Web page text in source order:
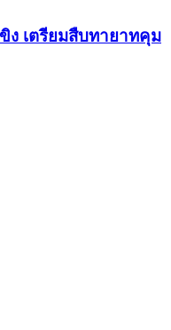
ง เตรียมสืบทายาทคุม